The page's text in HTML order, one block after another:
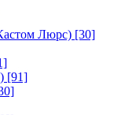
Люрс) [30]
[91]